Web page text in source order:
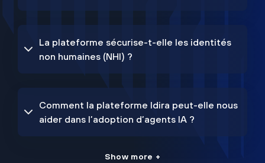
La plateforme sécurise-t-elle les identités
non humaines (NHI) ?
Comment la plateforme Idira peut-elle nous
aider dans l’adoption d’agents IA ?
Show more +